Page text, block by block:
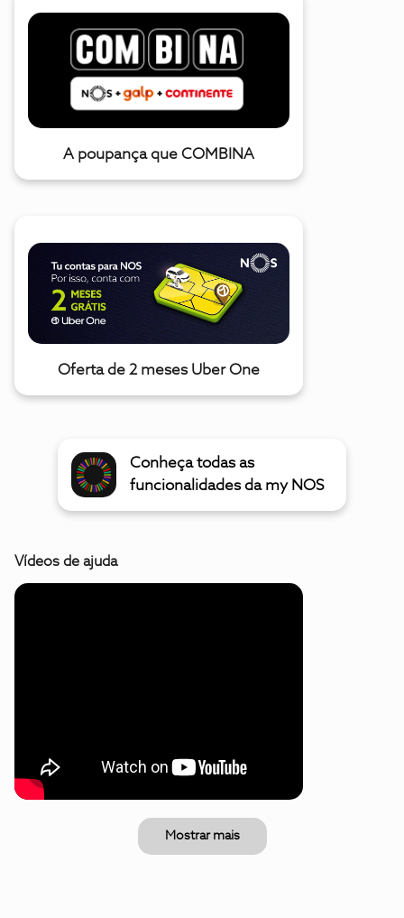
A poupança que COMBINA
Oferta de 2 meses Uber One
Conheça todas as
funcionalidades da my NOS
Vídeos de ajuda
Mostrar mais